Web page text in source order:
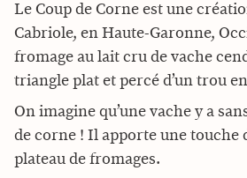
Le Coup de Corne est une
Cabriole, en Haute-Garonne,
fromage au lait cru de vache
triangle plat et percé d’un trou
On imagine qu’une vache y a
de corne ! Il apporte une touche
plateau de fromages.